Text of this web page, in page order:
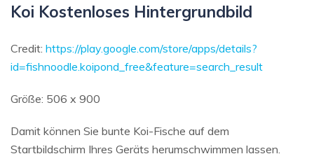
Koi Kostenloses Hintergrundbild
Credit: https://play.google.com/store/apps/details?
id=fishnoodle.koipond_free&feature=search_result
Größe: 506 x 900
Damit können Sie bunte Koi-Fische auf dem
Startbildschirm Ihres Geräts herumschwimmen lassen.